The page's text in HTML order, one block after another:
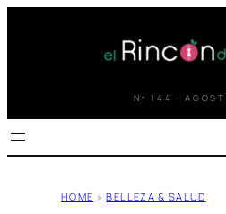
Nº 144 ·
HOME » BELLEZA & SALUD